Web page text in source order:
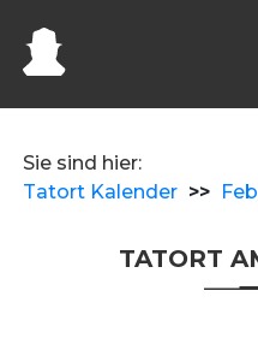
Sie sind hier:
Tatort Kalender >>
TATORT